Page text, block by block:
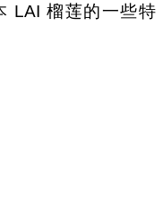
LAI 榴莲的一些特